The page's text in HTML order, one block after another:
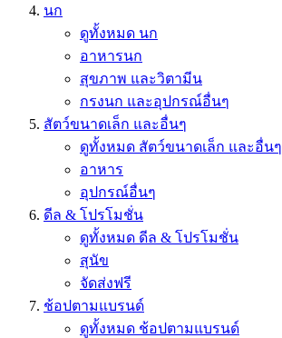
นก
ดูทั้งหมด นก
อาหารนก
สุขภาพ และวิตามีน
กรงนก และอุปกรณ์อื่นๆ
สัตว์ขนาดเล็ก และอื่นๆ
ดูทั้งหมด สัตว์ขนาดเล็ก และอื่นๆ
อาหาร
อุปกรณ์อื่นๆ
ดีล & โปรโมชั่น
ดูทั้งหมด ดีล & โปรโมชั่น
สุนัข
จัดส่งฟรี
ช้อปตามแบรนด์
ดูทั้งหมด ช้อปตามแบรนด์